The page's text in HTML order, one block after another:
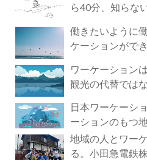
ら40分、知らな
働きたいように
ケーションがで
ワーケーション
観光の代替では
日本ワーケーシ
ーションのもつ
地域の人とワー
る。小田急電鉄